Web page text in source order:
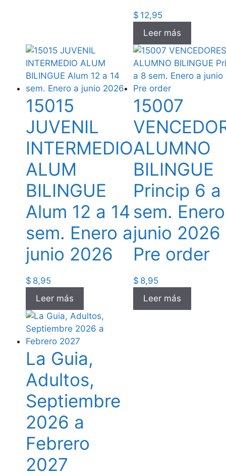
$ 12,95
Leer más
15015
JUVENIL
INTERMEDIO
ALUM
BILINGUE
Alum 12 a 14
sem. Enero a
junio 2026
$ 8,95
Leer más
15007
ALUMNO
BILINGUE
Princip 6 a
sem.
junio 2026
Pre order
$ 8,95
Leer más
La Guia,
Adultos,
Septiembre
2026 a
Febrero
2027